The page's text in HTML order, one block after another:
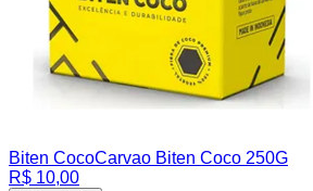
Biten CocoCarvao Biten Coco 250G
R$ 10,00